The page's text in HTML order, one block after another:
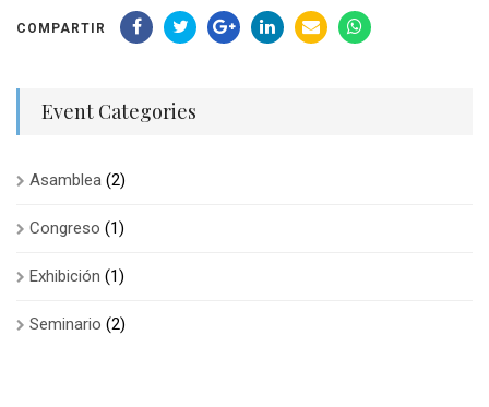
COMPARTIR
Event Categories
Asamblea (2)
Congreso (1)
Exhibición (1)
Seminario (2)